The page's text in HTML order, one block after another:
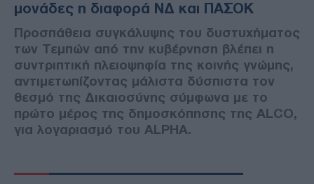
μονάδες η διαφορά ΝΔ και ΠΑΣΟΚ
Προσπάθεια συγκάλυψης του δυστυχήματος
των Τεμπών από την κυβέρνηση βλέπει η
συντριπτική πλειοψηφία της κοινής γνώμης,
αντιμετωπίζοντας μάλιστα δύσπιστα τον
θεσμό της Δικαιοσύνης σύμφωνα με το
πρώτο μέρος της δημοσκόπησης της ALCO,
για λογαριασμό του ALPHΑ.